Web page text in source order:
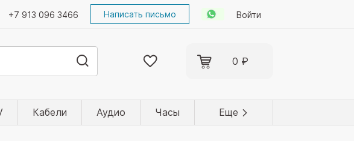
+7 913 096 3466 Написать письмо Войти
0 ₽
Кабели Аудио Часы Еще